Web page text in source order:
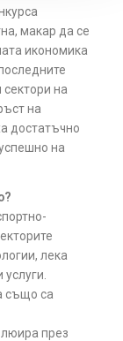
макар да се
икономика
на
на
достатъчно
на
лека
също са
през